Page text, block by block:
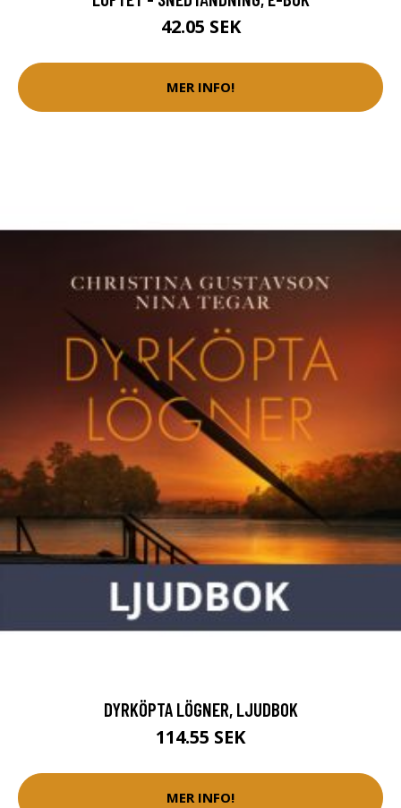
42.05 SEK
MER INFO!
DYRKÖPTA LÖGNER, LJUDBOK
114.55 SEK
MER INFO!